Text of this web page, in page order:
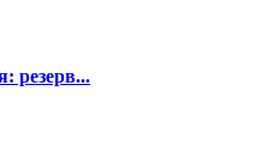
резерв...